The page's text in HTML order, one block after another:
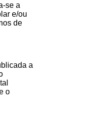
se a
e/ou
de
a
o